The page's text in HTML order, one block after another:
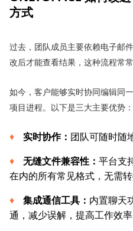
方式
过去，团队成员主要依赖电子邮
改后才能查看结果，这种流程常
如今，客户能够实时协同编辑同
项目进程。以下是三大主要优势：
实时协作： 团队可随时随
无缝文件兼容性： 平台支
在内的所有常见格式，无需转
集成通信工具： 内置聊天
通，减少误解，提高工作效率